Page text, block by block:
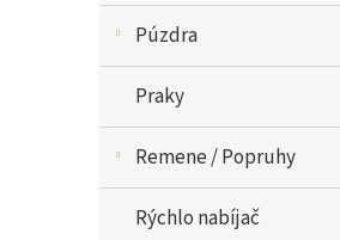
Púzdra
Praky
Remene / Popruhy
Rýchlo nabíjač